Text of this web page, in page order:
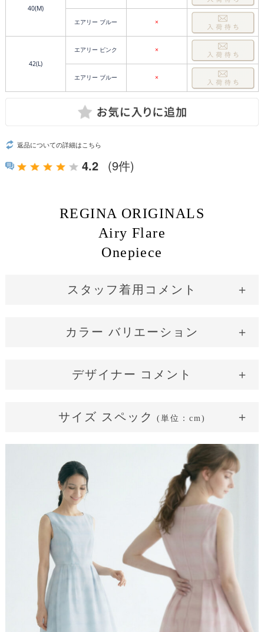
40(M)
エアリー ブルー ×
42(L)
エアリー ピンク ×
エアリー ブルー ×
返品についての詳細はこちら
4.2 (9件)
REGINA ORIGINALS
Airy Flare
Onepiece
スタッフ着用コメント
骨格タイプ：ウェーブ
着用サイズ：36(SS)
バスト周り：余裕がある
透けるような透明感のあるお素材がとっても可愛いです！夏ら
しくて、また涼し気な雰囲気もあって、夏のお洒落が楽しくな
るようなワンピースです。余裕のある着用感で、ストレスフリ
ーです。
※あくまで参考コメントのため、必ず［実寸値］をご確認ください。
カラー バリエーション
デザイナー コメント
纏う「透明感」
サイズ スペック (単位：cm)
42(L)
104
37 38
バスト 92
ウェスト 72
アームホール
（直線）
20
350g